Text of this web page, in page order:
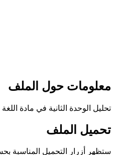
معلومات حول الملف
تحليل الوحدة الثانية في مادة اللغة العربية للصف السابع للكورس
تحميل الملف
ستظهر أزرار التحميل المناسبة